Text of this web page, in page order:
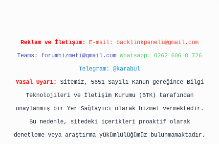
Reklam ve İletişim: E-mail: backlinkpaneli@gmail.com
Teams: forumhizmeti@gmail.com Whatsapp: 0262 606 0 726
Telegram: @karabul
Yasal Uyarı:
Sitemiz, 5651 Sayılı Kanun gereğince Bilgi
Teknolojileri ve İletişim Kurumu (BTK) tarafından
onaylanmış bir Yer Sağlayıcı olarak hizmet vermektedir.
Bu nedenle, sitedeki içerikleri proaktif olarak
denetleme veya araştırma yükümlülüğümüz bulunmamaktadır.